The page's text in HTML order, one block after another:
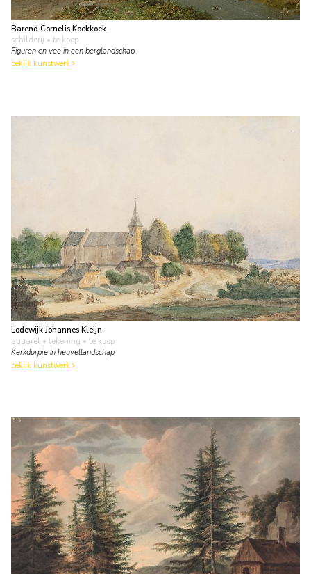
Barend Cornelis Koekkoek
schilderij • te koop
Figuren en vee in een berglandschap
bekijk kunstwerk
Lodewijk Johannes Kleijn
aquarel • tekening • te koop
Kerkdorpje in heuvellandschap
bekijk kunstwerk